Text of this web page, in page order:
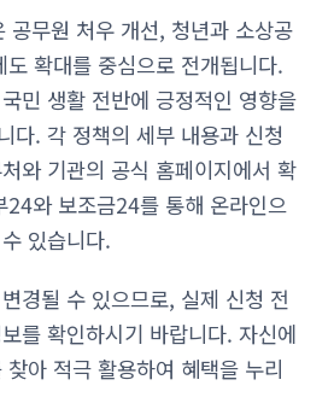
공무원 처우 개선, 청년과 소상공
확대를 중심으로 전개됩니다.
민 생활 전반에 긍정적인 영향을
다. 각 정책의 세부 내용과 신청
와 기관의 공식 홈페이지에서 확
24와 보조금24를 통해 온라인으
있습니다.
경될 수 있으므로, 실제 신청 전
를 확인하시기 바랍니다. 자신에
아 적극 활용하여 혜택을 누리